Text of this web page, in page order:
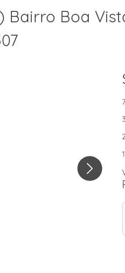
Boa
3
1